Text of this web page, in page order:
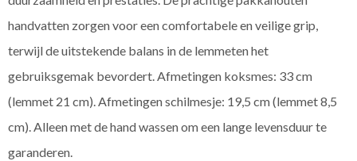
handvatten zorgen voor een comfortabele en veilige grip,
terwijl de uitstekende balans in de lemmeten het
gebruiksgemak bevordert. Afmetingen koksmes: 33 cm
(lemmet 21 cm). Afmetingen schilmesje: 19,5 cm (lemmet 8,5
cm). Alleen met de hand wassen om een lange levensduur te
garanderen.